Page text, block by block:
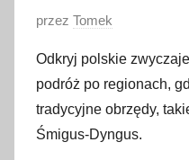
O
u
b
l
i
przez Tomek
Odkryj polskie
podróż po regionach,
tradycyjne obrzędy,
Śmigus-Dyngus.